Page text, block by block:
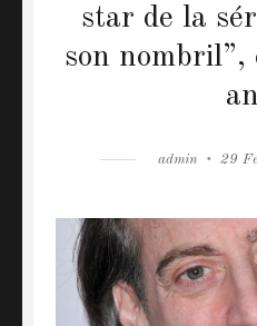
star de la
son
Author
admin 29